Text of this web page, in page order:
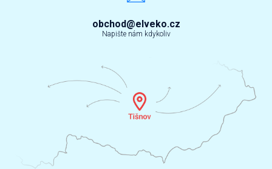
obchod@elveko.cz
Napište nám kdykoliv